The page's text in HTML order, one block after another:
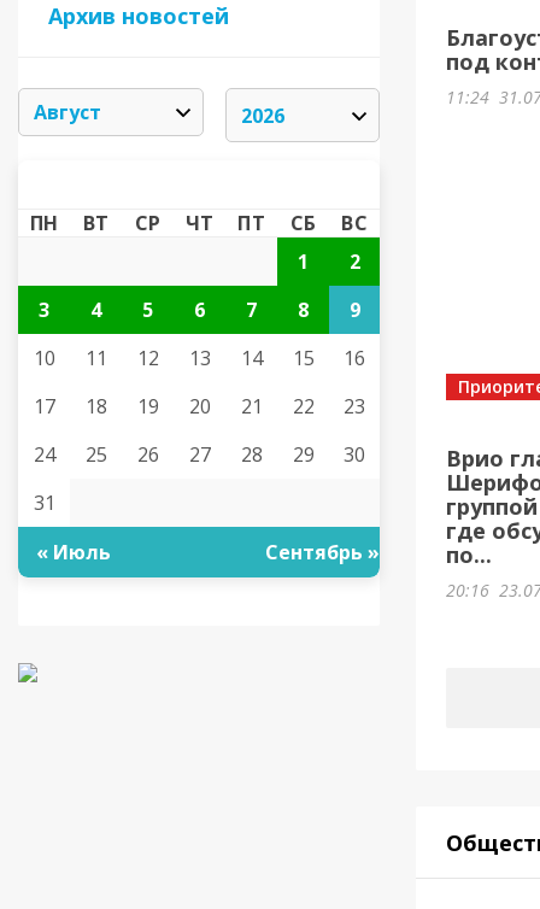
Архив новостей
ПН ВТ СР ЧТ ПТ СБ
ВС
1
2
3
4 5 6 7 8
9
10
11 12 13 14 15
16
17
18 19 20 21 22
23
24
25 26 27 28 29
30
31
« Июль
Сентябрь »
под
11:24
Врио
где
по...
20:16